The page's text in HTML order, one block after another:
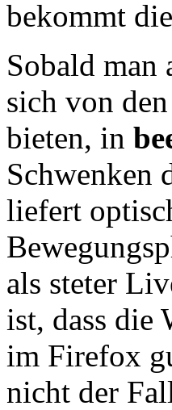
bekommt
Sobald man
sich von
bieten, in
Schwenken
liefert
als steter
ist, dass die
im Firefox
nicht der